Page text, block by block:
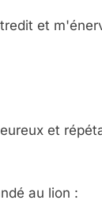
et
et
au lion :